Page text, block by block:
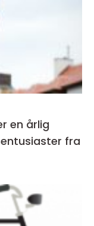
en årlig
fra